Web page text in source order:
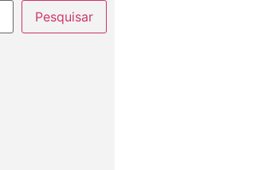
Pesquisar